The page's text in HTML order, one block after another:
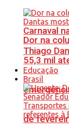
Carnaval
55,3 mil
de
Dor na
Thiago
Educação
Brasil